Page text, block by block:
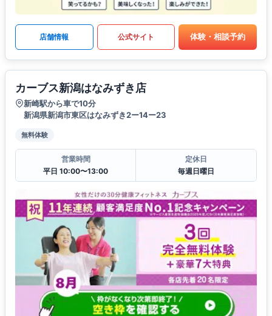
店舗情報 公式サイト 体験・相談予約
カーブス新潟はなみずき店
新崎駅から車で10分
新潟県新潟市東区はなみずき2ー14ー23
無料体験
営業時間
平日 10:00〜13:00
定休日
毎週日曜日